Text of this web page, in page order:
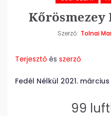
Kőrösmezey
Szerző: Tolnai
Terjesztő és szerző
Fedél Nélkül 2021.
99